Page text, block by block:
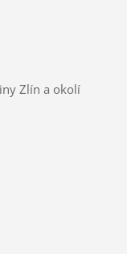
Zlín a okolí